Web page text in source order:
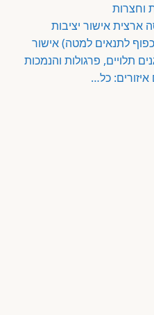
וחצרות
ארציתאישור יציבות
לתנאים למטה) אישור
תלויים, פרגולות והנמכות
כל…